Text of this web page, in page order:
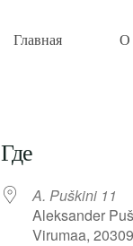
Главная О
Где
A. Puškini 11
Aleksander
Virumaa, 20309